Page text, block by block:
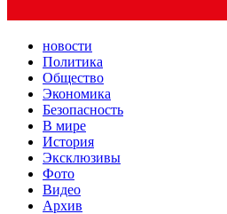
новости
Политика
Общество
Экономика
Безопасность
В мире
История
Эксклюзивы
Фото
Видео
Архив